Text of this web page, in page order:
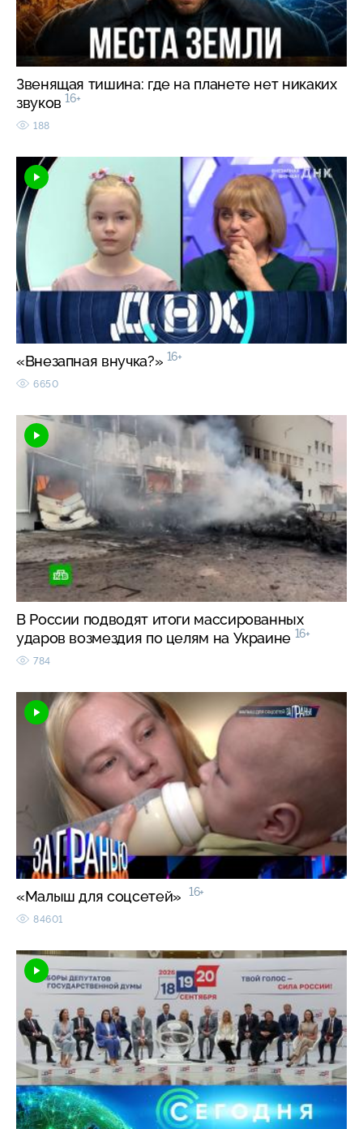
Звенящая тишина: где на планете нет никаких
звуков 16+
188
«Внезапная внучка?» 16+
6650
В России подводят итоги массированных
ударов возмездия по целям на Украине 16+
784
«Малыш для соцсетей» 16+
84601